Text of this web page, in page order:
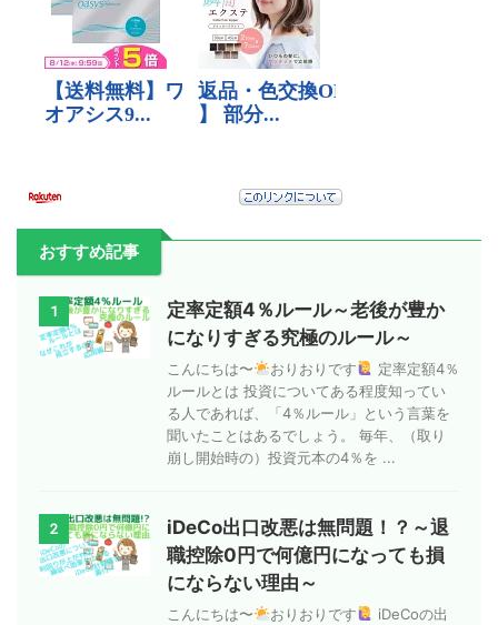
おすすめ記事
1
定率定額4％ルール～老後が豊か
になりすぎる究極のルール～
こんにちは〜 おりおりです
定率定額4％
ルールとは 投資についてある程度知ってい
る人であれば、「4％ルール」という言葉を
聞いたことはあるでしょう。 毎年、（取り
崩し開始時の）投資元本の4％を ...
2
iDeCo出口改悪は無問題！？～退
職控除0円で何億円になっても損
にならない理由～
こんにちは〜 おりおりです
iDeCoの出